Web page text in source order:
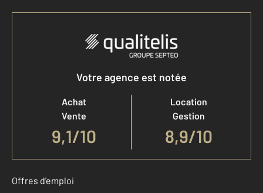
Votre agence est notée
Achat
Vente
9,1/10
Location
Gestion
8,9/10
Offres d'emploi